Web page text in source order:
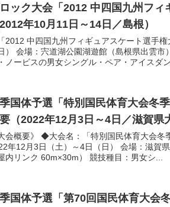
ック大会「2012 中四国九州フ
2012年10月11日～14日／島根）
2012 中四国九州フィギュアスケート選手
日） 会場：宍道湖公園湖遊館（島根県出雲
ノービスの男女シングル・ペア・アイスダ
国体予選「特別国民体育大会冬
（2022年12月3日～4日／滋賀県
大会概要》 ◆大会名：「特別国民体育大会
年12月3日（土）～4日（日） 会場：滋
内リンク 60m×30m） 競技種目：男女シ...
国体予選「第70回国民体育大